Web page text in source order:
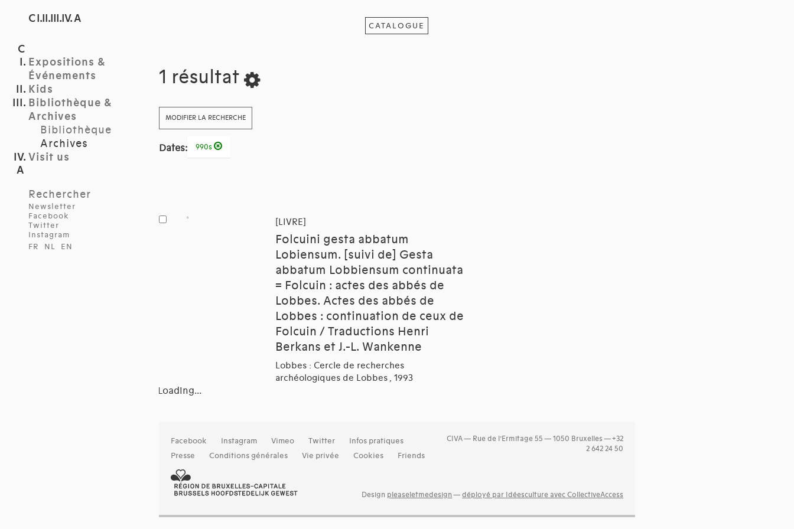
C I.II.III.IV. A
Expositions &
Événements
Kids
Bibliothèque &
Archives
Bibliothèque
Archives
Visit us
Rechercher
Newsletter
Facebook
Twitter
Instagram
FR
NL EN
CATALOGUE
1 résultat
MODIFIER LA RECHERCHE
Dates: 990s
[LIVRE]
Folcuini gesta abbatum
Lobiensum. [suivi de] Gesta
abbatum Lobbiensum continuata
= Folcuin : actes des abbés de
Lobbes. Actes des abbés de
Lobbes : continuation de ceux de
Folcuin / Traductions Henri
Berkans et J.-L. Wankenne
Lobbes : Cercle de recherches
archéologiques de Lobbes , 1993
Loading...
Facebook Instagram Vimeo Twitter
Infos pratiques
Presse
Conditions générales Vie privée Cookies Friends
CIVA — Rue de l’Ermitage 55 — 1050 Bruxelles — +32
2 642 24 50
Design pleaseletmedesign —déployé par Idéesculture avec CollectiveAccess